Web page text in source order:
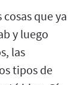
que ya
y luego
las
tipos de